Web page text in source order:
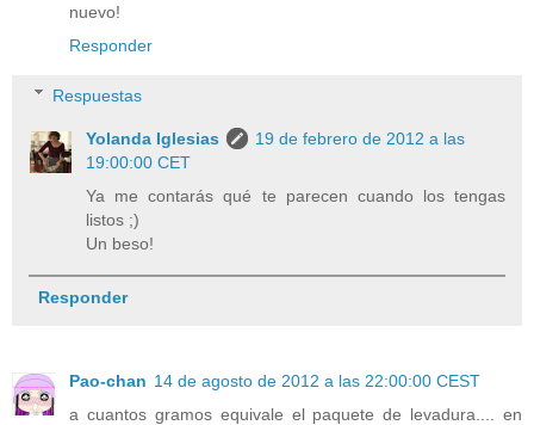
nuevo!
Responder
Respuestas
Yolanda Iglesias
19 de febrero de 2012 a las
19:00:00 CET
Ya me contarás qué te parecen cuando los tengas
listos ;)
Un beso!
Responder
Pao-chan 14 de agosto de 2012 a las 22:00:00 CEST
a cuantos gramos equivale el paquete de levadura.... en